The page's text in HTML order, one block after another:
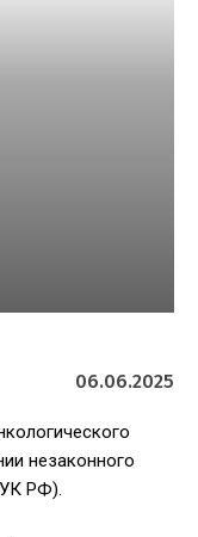
06.06.2025
незаконного
УК РФ).